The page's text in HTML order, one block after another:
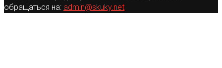
обращаться на: admin@skuky.net